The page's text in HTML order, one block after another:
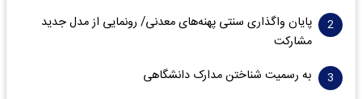
پایان واگذاری‌ سنتی پهنه‌های معدنی/ رونمایی از مدل جدید
مشارکت
به رسمیت شناختن مدارک دانشگاهی